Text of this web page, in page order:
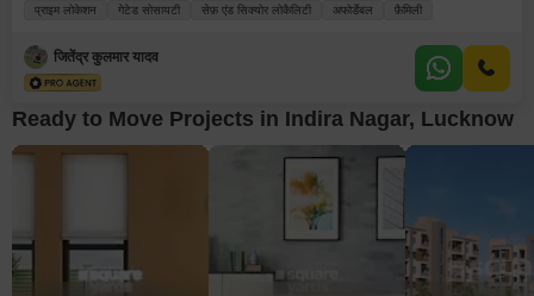
प्राइम लोकेशन गेटेड सोसायटी सेफ़ एंड सिक्योर लोकैलिटी अफोर्डेबल फ़ैमिली
जितेंद्र कुलमार यादव
Ready to Move Projects in Indira Nagar, Lucknow